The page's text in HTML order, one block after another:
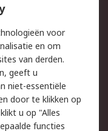
veiligheid
voor
en om
van derden.
geeft u
niet-essentiële
door te klikken op
u op "Alles
functies